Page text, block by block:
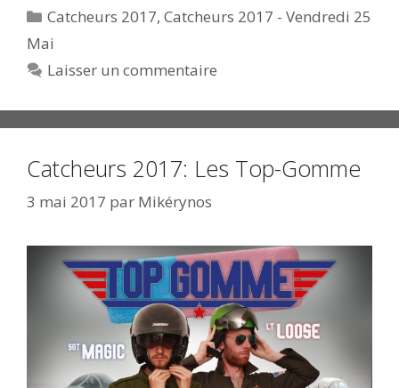
Catégories
Catcheurs 2017,Catcheurs 2017 - Vendredi 25
Mai
Laisser un commentaire
Catcheurs 2017: Les Top-Gomme
3 mai 2017 par Mikérynos